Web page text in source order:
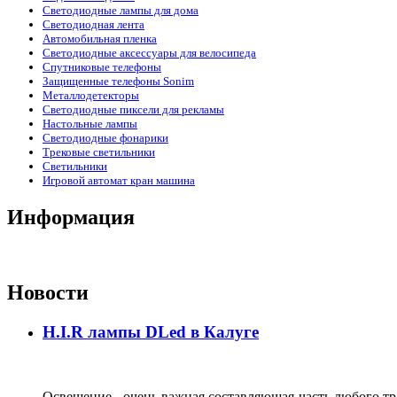
Светодиодные лампы для дома
Светодиодная лента
Автомобильная пленка
Светодиодные аксессуары для велосипеда
Спутниковые телефоны
Защищенные телефоны Sonim
Металлодетекторы
Светодиодные пиксели для рекламы
Настольные лампы
Светодиодные фонарики
Трековые светильники
Светильники
Игровой автомат кран машина
Информация
Новости
H.I.R лампы DLed в Калуге